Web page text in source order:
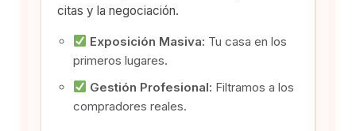
citas y la negociación.
Exposición Masiva: Tu casa en los
primeros lugares.
Gestión Profesional: Filtramos a los
compradores reales.